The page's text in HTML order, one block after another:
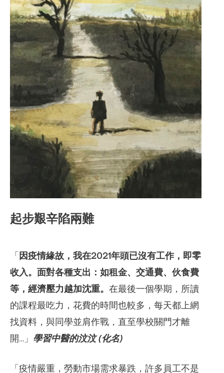
起步艱辛陷兩難
「因疫情緣故，我在2021年頭已沒有工作，即零
收入。面對各種支出：如租金、交通費、伙食費
等，經濟壓力越加沈重。 在最後一個學期，所讀
的課程最吃力，花費的時間也較多，每天都上網
找資料，與同學並肩作戰，直至學校關門才離
開…」 學習中醫的汶汶 (化名)
「疫情嚴重，勞動市場需求暴跌，許多員工不是